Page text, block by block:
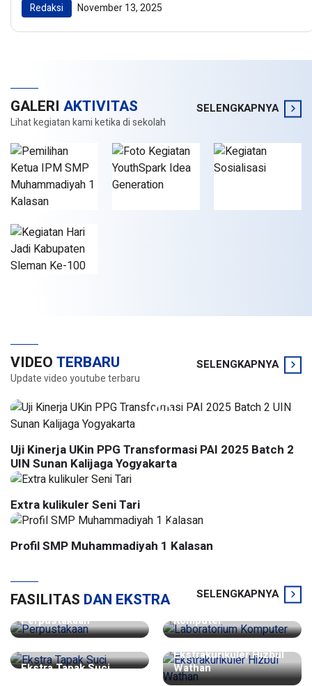
Redaksi November 13, 2025
GALERI AKTIVITAS
Lihat kegiatan kami ketika di sekolah
SELENGKAPNYA
VIDEOTERBARU
Update video youtube terbaru
SELENGKAPNYA
Uji Kinerja UKin PPG Transformasi PAI 2025 Batch 2
UIN Sunan Kalijaga Yogyakarta
Extra kulikuler Seni Tari
Profil SMP Muhammadiyah 1 Kalasan
FASILITAS DAN EKSTRA
SELENGKAPNYA
Perpustakaan
Komputer
Ekstra Tapak Suci
Ekstrakurikuler Hizbul
Wathan